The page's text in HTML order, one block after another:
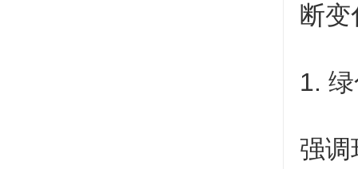
断
1.
强调